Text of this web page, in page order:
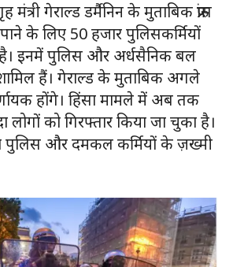
मंत्री गेराल्ड डर्मैनिन के मुताबिक फ्रांस
के लिए 50 हजार पुलिसकर्मियों
इनमें पुलिस और अर्धसैनिक बल
हैं। गेराल्ड के मुताबिक अगले
होंगे। हिंसा मामले में अब तक
लोगों को गिरफ्तार किया जा चुका है।
पुलिस और दमकल कर्मियों के ज़ख्मी